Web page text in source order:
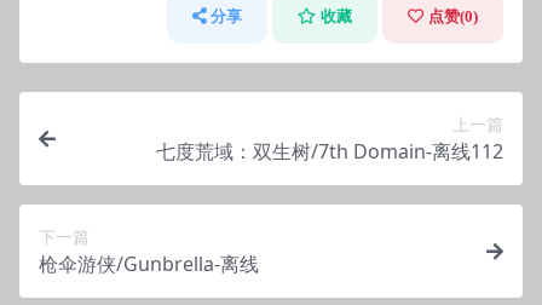
分享 收藏 点赞(0)
上一篇
七度荒域：双生树/7th Domain-离线112
下一篇
枪伞游侠/Gunbrella-离线